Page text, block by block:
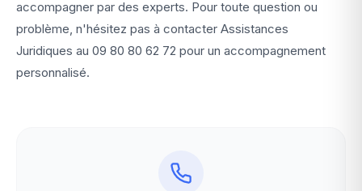
accompagner par des experts. Pour toute question ou
problème, n'hésitez pas à contacter Assistances
Juridiques au 09 80 80 62 72 pour un accompagnement
personnalisé.